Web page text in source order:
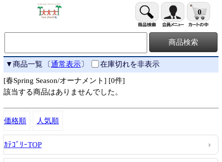
0
▼商品一覧 〔通常表示〕 在庫切れを非表示
[春Spring Season/オーナメント] [0件]
該当する商品はありませんでした。
価格順 人気順
ｶﾃｺﾞﾘｰTOP